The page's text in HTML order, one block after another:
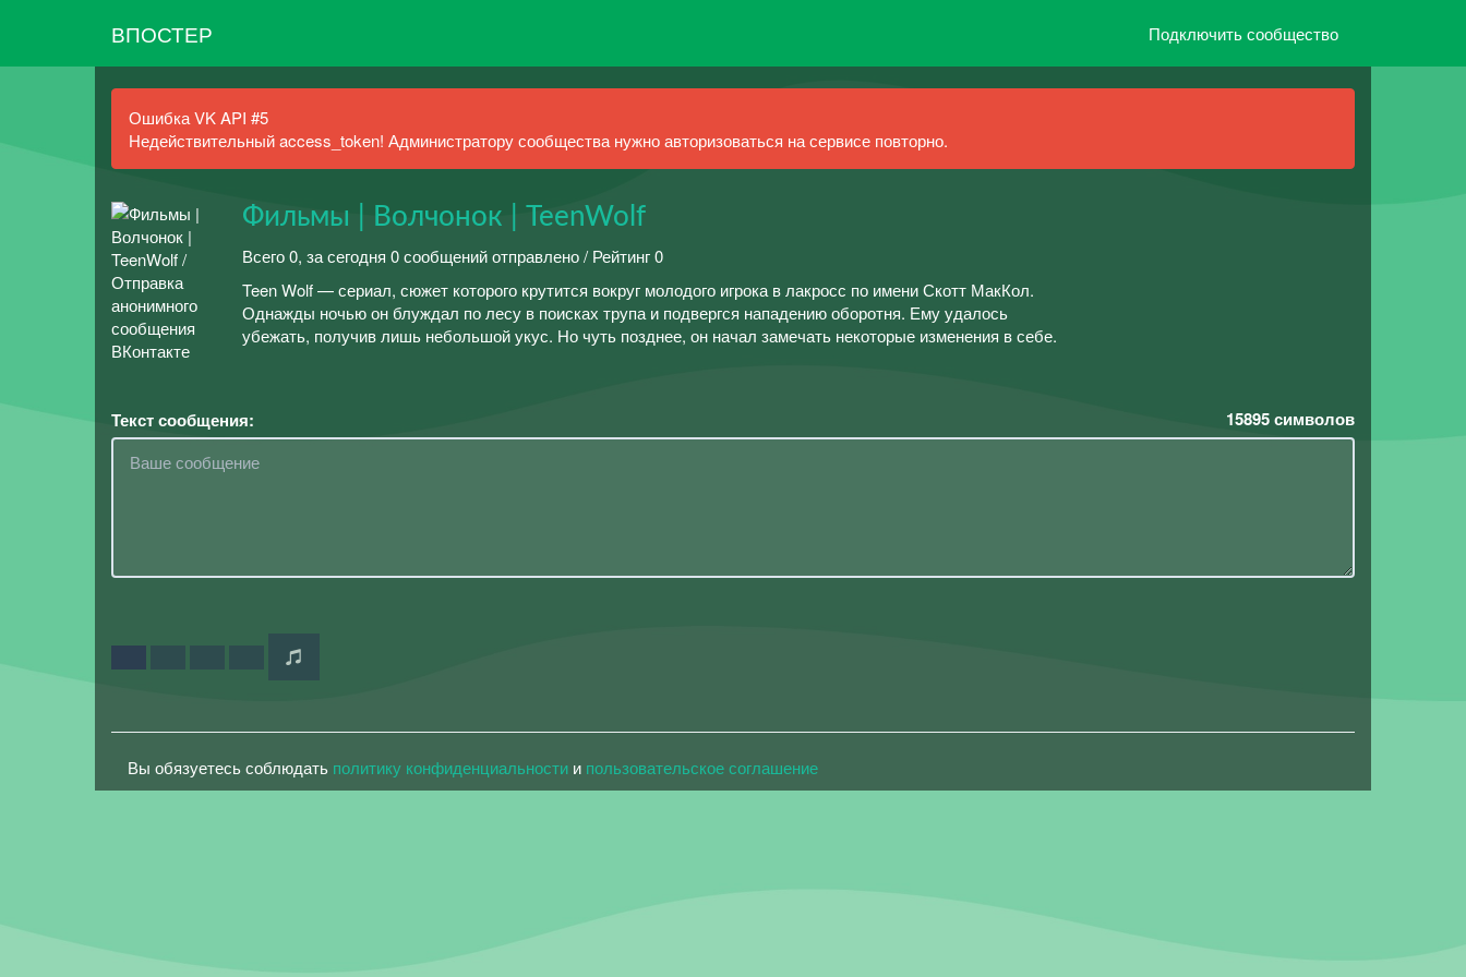
ВПОСТЕР Подключить сообщество
Ошибка VK API #5
Недействительный access_token! Администратору сообщества нужно авторизоваться на сервисе повторно.
Фильмы | Волчонок | TeenWolf
Всего 0, за сегодня 0 сообщений отправлено / Рейтинг 0
Teen Wolf — сериал, сюжет которого крутится вокруг молодого игрока в лакросс по имени Скотт МакКол.
Однажды ночью он блуждал по лесу в поисках трупа и подвергся нападению оборотня. Ему удалось
убежать, получив лишь небольшой укус. Но чуть позднее, он начал замечать некоторые изменения в себе.
Текст сообщения: 15895символов
Вы обязуетесь соблюдать политику конфиденциальности и пользовательское соглашение